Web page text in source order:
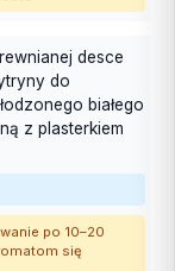
desce
do
białego
z plasterkiem
po 10–20
się